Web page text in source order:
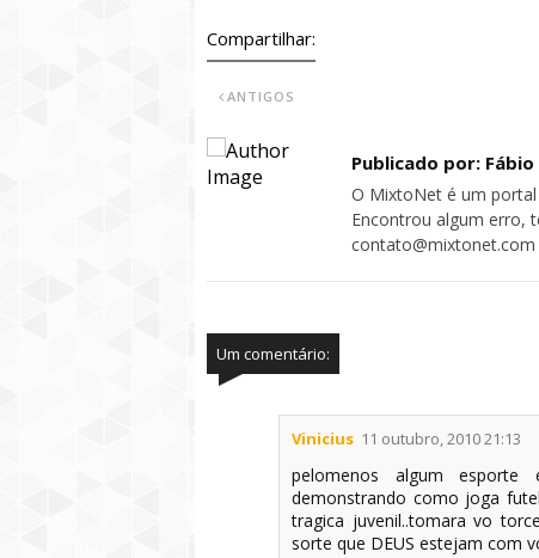
Compartilhar:
ANTIGOS
Publicado por: Fábio
O MixtoNet é um
Encontrou algum erro,
contato@mixtonet.com
Um comentário:
Vinicius 11 outubro, 2010 21:13
pelomenos algum
demonstrando como joga
tragica juvenil..tomara vo
sorte que DEUS estejam com